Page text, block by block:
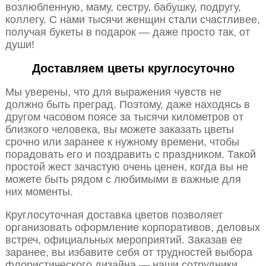
возлюбленную, маму, сестру, бабушку, подругу,
коллегу. С нами тысячи женщин стали счастливее,
получая букеты в подарок — даже просто так, от
души!
Доставляем цветы круглосуточно
Мы уверены, что для выражения чувств не
должно быть преград. Поэтому, даже находясь в
другом часовом поясе за тысячи километров от
близкого человека, вы можете заказать цветы
срочно или заранее к нужному времени, чтобы
порадовать его и поздравить с праздником. Такой
простой жест зачастую очень ценен, когда вы не
можете быть рядом с любимыми в важные для
них моменты.
Круглосуточная доставка цветов позволяет
организовать оформление корпоративов, деловых
встреч, официальных мероприятий. Заказав ее
заранее, вы избавите себя от трудностей выбора